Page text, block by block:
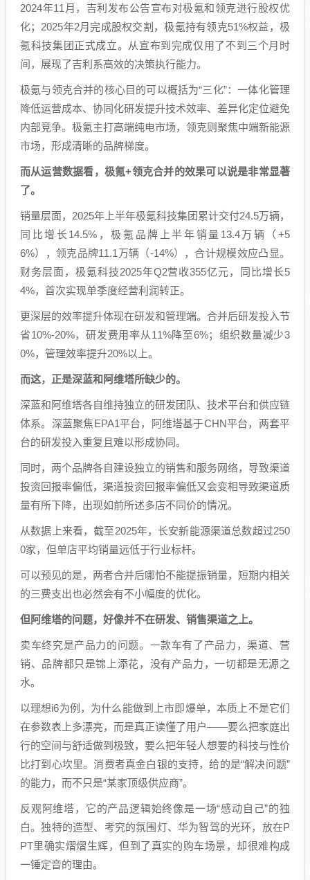
2024年11月，吉利发布公告宣布对极氪和领克进行股权优
化；2025年2月完成股权交割，极氪持有领克51%权益，极
氪科技集团正式成立。从宣布到完成仅用了不到三个月时
间，展现了吉利系高效的决策执行能力。
极氪与领克合并的核心目的可以概括为“三化”：一体化管理
降低运营成本、协同化研发提升技术效率、差异化定位避免
内部竞争。极氪主打高端纯电市场，领克则聚焦中端新能源
市场，形成清晰的品牌梯度。
而从运营数据看，极氪+领克合并的效果可以说是非常显著
了。
销量层面，2025年上半年极氪科技集团累计交付24.5万辆，
同比增长14.5%，极氪品牌上半年销量13.4万辆（+5
6%），领克品牌11.1万辆（-14%），合计规模效应凸显。
财务层面，极氪科技2025年Q2营收355亿元，同比增长5
4%，首次实现单季度经营利润转正。
更深层的效率提升体现在研发和管理端。合并后研发投入节
省10%-20%，研发费用率从11%降至6%；组织数量减少3
0%，管理效率提升20%以上。
而这， 正是深蓝和阿维塔所缺少的。
深蓝和阿维塔各自维持独立的研发团队、技术平台和供应链
体系。深蓝聚焦EPA1平台，阿维塔基于CHN平台，两套平
台的研发投入重复且难以形成协同。
同时，两个品牌各自建设独立的销售和服务网络，导致渠道
投资回报率偏低，渠道投资回报率偏低又会变相导致渠道质
量有所下降，出现如前所述多店不同价的情况。
从数据上来看，截至2025年，长安新能源渠道总数超过250
0家，但单店平均销量远低于行业标杆。
可以预见的是，两者合并后哪怕不能提振销量，短期内相关
的三费支出也必然会有不小幅度的优化。
但阿维塔的问题，好像并不在研发、销售渠道之上。
卖车终究是产品力的问题。一款车有了产品力，渠道、营
销、品牌都只是锦上添花，没有产品力，一切都是无源之
水。
以理想i6为例，为什么能做到上市即爆单，本质上不是它们
在参数表上多漂亮，而是真正读懂了用户——要么把家庭出
行的空间与舒适做到极致，要么把年轻人想要的科技与性价
比打到心坎里。消费者真金白银的支持，给的是“解决问题”
的能力，而不只是“某家顶级供应商”。
反观阿维塔，它的产品逻辑始终像是一场“感动自己”的独
白。独特的造型、考究的氛围灯、华为智驾的光环，放在P
PT里确实熠熠生辉，但到了真实的购车场景，却很难构成
一锤定音的理由。